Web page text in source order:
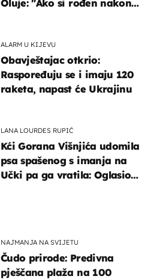
Oluje: "Ako si rođen nakon
ALARM U KIJEVU
Obavještajac otkrio:
Raspoređuju se i imaju 120
raketa, napast će Ukrajinu
LANA LOURDES RUPIĆ
Kći Gorana Višnjića udomila
psa spašenog s imanja na
Učki pa ga vratila: Oglasio
NAJMANJA NA SVIJETU
Čudo prirode: Predivna
pješčana plaža na 100